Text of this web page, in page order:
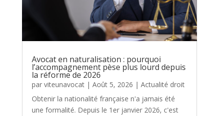
Avocat en naturalisation : pourquoi
l’accompagnement pèse plus lourd depuis
la réforme de 2026
par viteunavocat| Août 5, 2026 | Actualité droit
Obtenir la nationalité française n'a jamais été
une formalité. Depuis le 1er janvier 2026, c'est